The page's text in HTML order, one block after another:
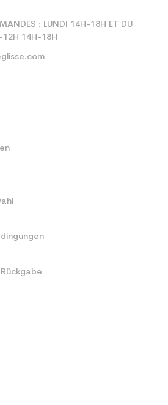
: LUNDI 14H-18H ET DU
12H 14H-18H